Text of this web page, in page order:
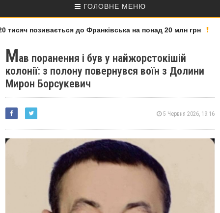
ГОЛОВНЕ МЕНЮ
позивається до Франківська на понад 20 млн грн
Мав поранення і був у найжорстокішій
колонії: з полону повернувся воїн з Долини
Мирон Борсукевич
5 Червня 2026, 19:16